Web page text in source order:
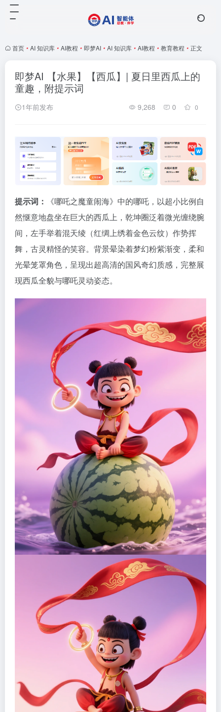
首页 • AI 知识库 • AI教程 • 即梦AI • AI 知识库 • AI教程 • 教育教程 • 正文
即梦AI 【水果】【西瓜】| 夏日里西瓜上的
童趣，附提示词
1年前发布 9,268 0 0
提示词：
《哪吒之魔童闹海》中的哪吒，以超小比例自
然惬意地盘坐在巨大的西瓜上，乾坤圈泛着微光缠绕腕
间，左手举着混天绫（红绸上绣着金色云纹）作势挥
舞，古灵精怪的笑容。背景晕染着梦幻粉紫渐变，柔和
光晕笼罩角色，呈现出超高清的国风奇幻质感，完整展
现西瓜全貌与哪吒灵动姿态。